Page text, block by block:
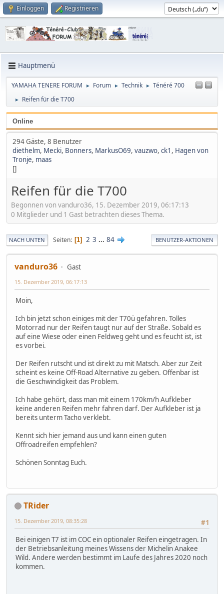
Einloggen Registrieren
Hauptmenü
YAMAHA TENERE FORUM ► Forum ► Technik ► Ténéré 700
► Reifen für die T700
Online
294 Gäste, 8 Benutzer
diethelm, Mecki, Bonners, MarkusO69, vauzwo, ck1 , Hagen von
Tronje, maas
[]
Reifen für die T700
Begonnen von vanduro36, 15. Dezember 2019, 06:17:13
0 Mitglieder und 1 Gast betrachten dieses Thema.
NACH UNTEN Seiten 1 2 3 ... 84 BENUTZER-AKTIONEN
vanduro36 Gast
15. Dezember 2019, 06:17:13
Moin,
Ich bin jetzt schon einiges mit der T70ü gefahren. Tolles
Motorrad nur der Reifen taugt nur auf der Straße. Sobald es
auf eine Wiese oder einen Feldweg geht und es feucht ist, ist
es vorbei.
Der Reifen rutscht und ist direkt zu mit Matsch. Aber zur Zeit
scheint es keine Off-Road Alternative zu geben. Offenbar ist
die Geschwindigkeit das Problem.
Ich habe gehört, dass man mit einem 170km/h Aufkleber
keine anderen Reifen mehr fahren darf. Der Aufkleber ist ja
bereits unterm Tacho verklebt.
Kennt sich hier jemand aus und kann einen guten
Offroadreifen empfehlen?
Schönen Sonntag Euch.
TRider
#1
15. Dezember 2019, 08:35:28
Bei einigen T7 ist im COC ein optionaler Reifen eingetragen. In
der Betriebsanleitung meines Wissens der Michelin Anakee
Wild. Andere werden bestimmt im Laufe des Jahres 2020 noch
kommen.